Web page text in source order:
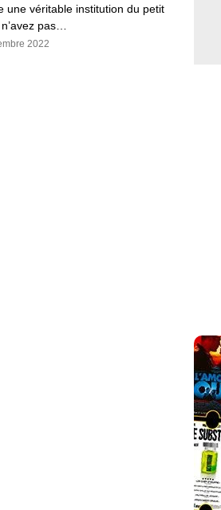
une véritable institution du petit
pas…
2022